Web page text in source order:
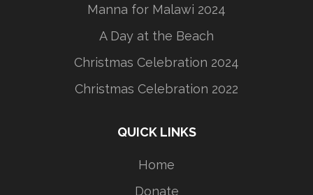
Manna for Malawi 2024
A Day at the Beach
Christmas Celebration 2024
Christmas Celebration 2022
QUICK LINKS
Home
Donate